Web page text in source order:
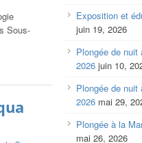
Sous-
Exposition et
juin 19, 2026
Plongée de nuit
2026 juin 10,
Plongée de nuit
2026 mai 29,
Plongée à la
mai 26, 2026